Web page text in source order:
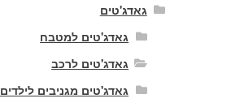
גאדג'טים
גאדג'טים למטבח
גאדג'טים לרכב
גאדג'טים מגניבים לילדים